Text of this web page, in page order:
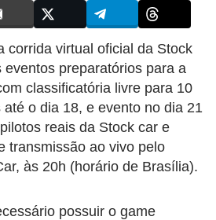
corrida virtual oficial da Stock
eventos preparatórios para a
classificatória livre para 10
o dia 18, e evento no dia 21
reais da Stock car e
transmissão ao vivo pelo
às 20h (horário de Brasília).
possuir o game